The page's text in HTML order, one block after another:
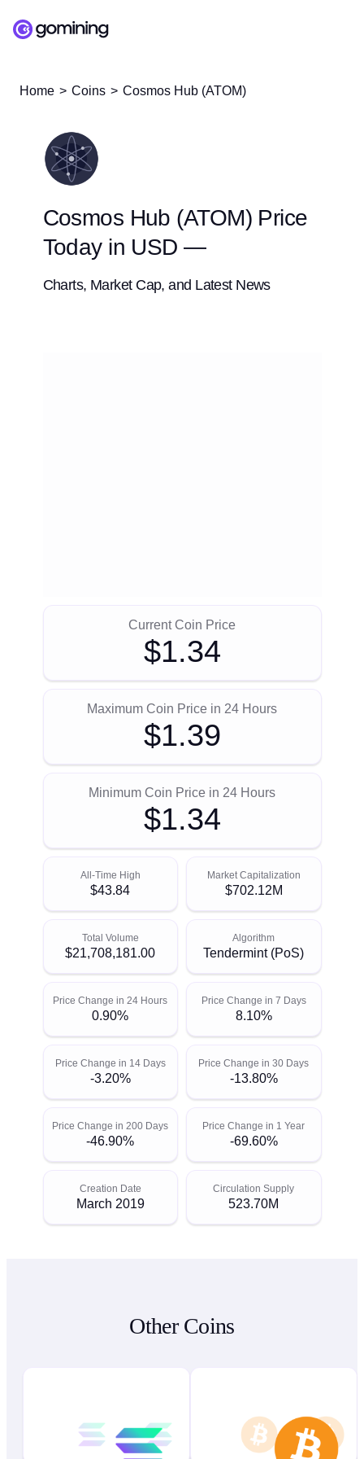
Home Coins Cosmos Hub (ATOM)
Cosmos Hub (ATOM) Price
Today in USD —
Charts, Market Cap, and Latest News
Current Coin Price
$1.34
Maximum Coin Price in 24 Hours
$1.39
Minimum Coin Price in 24 Hours
$1.34
All-Time High
$43.84
Market Capitalization
$702.12M
Total Volume
$21,708,181.00
Algorithm
Tendermint (PoS)
Price Change in 24 Hours
0.90%
Price Change in 7 Days
8.10%
Price Change in 14 Days
-3.20%
Price Change in 30 Days
-13.80%
Price Change in 200 Days
-46.90%
Price Change in 1 Year
-69.60%
Creation Date
March 2019
Circulation Supply
523.70M
Other Coins